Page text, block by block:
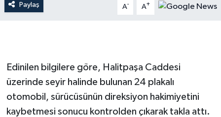
Paylaş A- A+
Edinilen bilgilere göre, Halitpaşa Caddesi
üzerinde seyir halinde bulunan 24 plakalı
otomobil, sürücüsünün direksiyon hakimiyetini
kaybetmesi sonucu kontrolden çıkarak takla attı.